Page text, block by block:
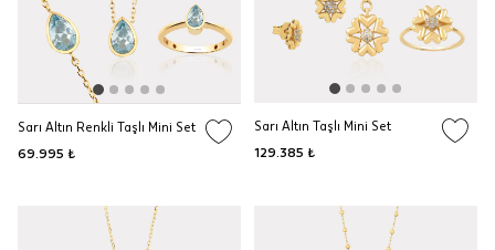
Sarı Altın Renkli Taşlı Mini Set
69.995 ₺
Sarı Altın Taşlı Mini Set
129.385 ₺